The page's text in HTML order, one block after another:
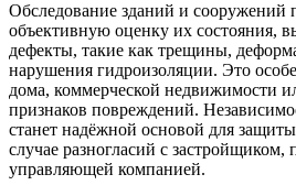
Обследование зданий и сооружений
объективную оценку их состояния,
дефекты, такие как трещины,
нарушения гидроизоляции. Это
дома, коммерческой недвижимости
признаков повреждений.
станет надёжной основой для
случае разногласий с застройщиком,
управляющей компанией.